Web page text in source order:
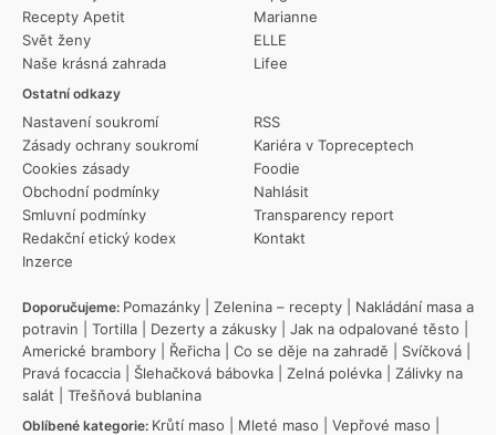
Recepty Apetit
Svět ženy
Naše krásná zahrada
Ostatní odkazy
Nastavení soukromí
Zásady ochrany soukromí
Cookies zásady
Obchodní podmínky
Smluvní podmínky
Redakční etický kodex
Inzerce
RSS
Kariéra v Topreceptech
Foodie
Nahlásit
Transparency report
Kontakt
Marianne
ELLE
Lifee
Doporučujeme: Pomazánky Zelenina – recepty
Nakládání masa a
potravin
Tortilla Dezerty a zákusky Jak na odpalované těsto
Americké brambory
Řeřicha Co se děje na zahradě Svíčková
Pravá focaccia
Šlehačková bábovka Zelná polévka
Zálivky na
salát
Třešňová bublanina
Oblíbené kategorie: Krůtí maso Mleté maso Vepřové maso